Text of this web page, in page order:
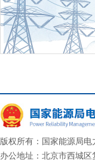
版权所有：国家能源局
办公地址：北京市西城